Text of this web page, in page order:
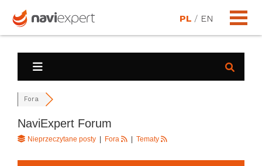
PL / EN
Fora
NaviExpert Forum
Nieprzeczytane posty Fora Tematy